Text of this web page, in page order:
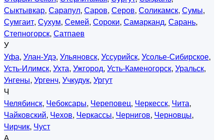
Сыктывкар, Сарапул, Саров, Серов, Соликамск, Сумы,
Сумгаит, Сухум, Семей, Сороки, Самарканд, Сарань,
Степногорск, Сатпаев
У
Уфа, Улан-Удэ, Ульяновск, Уссурийск, Усолье-Сибирское,
Усть-Илимск, Ухта, Ужгород, Усть-Каменогорск, Уральск,
Унгены, Ургенч, Учкудук, Ургут
Ч
Челябинск, Чебоксары, Череповец, Черкесск, Чита,
Чайковский, Чехов, Черкассы, Чернигов, Черновцы,
Чирчик, Чуст